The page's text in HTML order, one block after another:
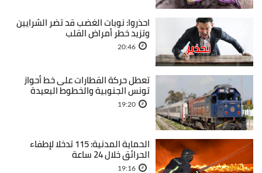
احذروا: نوبات الغضب قد تضر الشرايين
وتزيد خطر أمراض القلب
20:46
تعطل حركة القطارات على خط أحواز
تونس الجنوبية والخطوط البعيدة
19:20
الحماية المدنية: 115 تدخلا لإطفاء
الحرائق خلال 24 ساعة
19:16